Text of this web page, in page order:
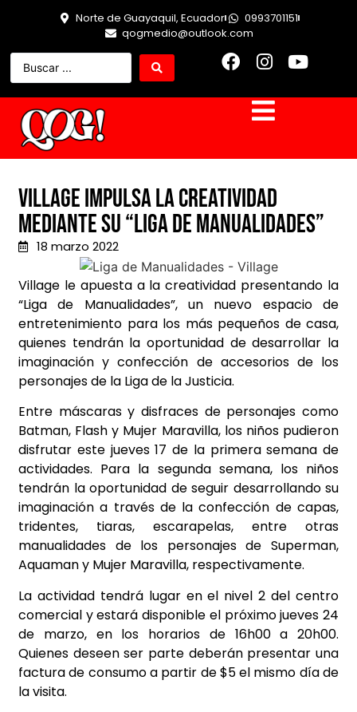
Norte de Guayaquil, Ecuador
0993701151
qogmedio@outlook.com
Village impulsa la creatividad
mediante su “Liga de Manualidades”
18 marzo 2022
Village le apuesta a la creatividad presentando la
“Liga de Manualidades”, un nuevo espacio de
entretenimiento para los más pequeños de casa,
quienes tendrán la oportunidad de desarrollar la
imaginación y confección de accesorios de los
personajes de la Liga de la Justicia.
Entre máscaras y disfraces de personajes como
Batman, Flash y Mujer Maravilla, los niños pudieron
disfrutar este jueves 17 de la primera semana de
actividades. Para la segunda semana, los niños
tendrán la oportunidad de seguir desarrollando su
imaginación a través de la confección de capas,
tridentes, tiaras, escarapelas, entre otras
manualidades de los personajes de Superman,
Aquaman y Mujer Maravilla, respectivamente.
La actividad tendrá lugar en el nivel 2 del centro
comercial y estará disponible el próximo jueves 24
de marzo, en los horarios de 16h00 a 20h00.
Quienes deseen ser parte deberán presentar una
factura de consumo a partir de $5 el mismo día de
la visita.